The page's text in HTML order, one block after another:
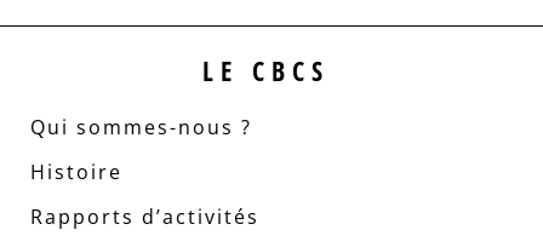
LE CBCS
Qui sommes-nous ?
Histoire
Rapports d’activités